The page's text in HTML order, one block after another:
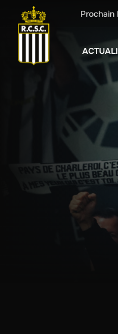
Prochain